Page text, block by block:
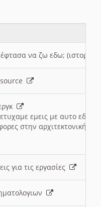
να ζω εδω; (ιστορια)
εμεις με αυτο εδω
στην αρχιτεκτονική
για τις εργασίες